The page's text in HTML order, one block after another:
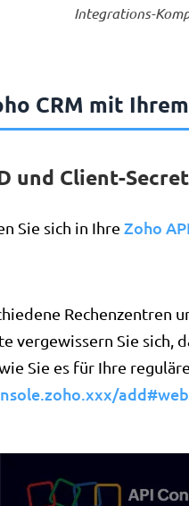
Integrations-
CRM mit
und Client-
Sie sich in Ihre Zoho
Rechenzentren
vergewissern Sie sich,
Sie es für Ihre
add#web